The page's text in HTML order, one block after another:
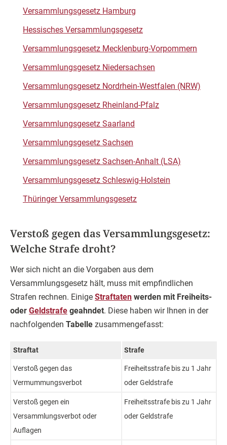
Versammlungsgesetz Hamburg
Hessisches Versammlungsgesetz
Versammlungsgesetz Mecklenburg-Vorpommern
Versammlungsgesetz Niedersachsen
Versammlungsgesetz Nordrhein-Westfalen (NRW)
Versammlungsgesetz Rheinland-Pfalz
Versammlungsgesetz Saarland
Versammlungsgesetz Sachsen
Versammlungsgesetz Sachsen-Anhalt (LSA)
Versammlungsgesetz Schleswig-Holstein
Thüringer Versammlungsgesetz
Verstoß gegen das Versammlungsgesetz:
Welche Strafe droht?
Wer sich nicht an die Vorgaben aus dem
Versammlungsgesetz hält, muss mit empfindlichen
Strafen rechnen. Einige Straftaten werden mit Freiheits-
oder Geldstrafe geahndet. Diese haben wir Ihnen in der
nachfolgenden Tabelle zusammengefasst:
Straftat Strafe
Verstoß gegen das
Vermummungsverbot
Freiheitsstrafe bis zu 1 Jahr
oder Geldstrafe
Verstoß gegen ein
Versammlungsverbot oder
Auflagen
Freiheitsstrafe bis zu 1 Jahr
oder Geldstrafe